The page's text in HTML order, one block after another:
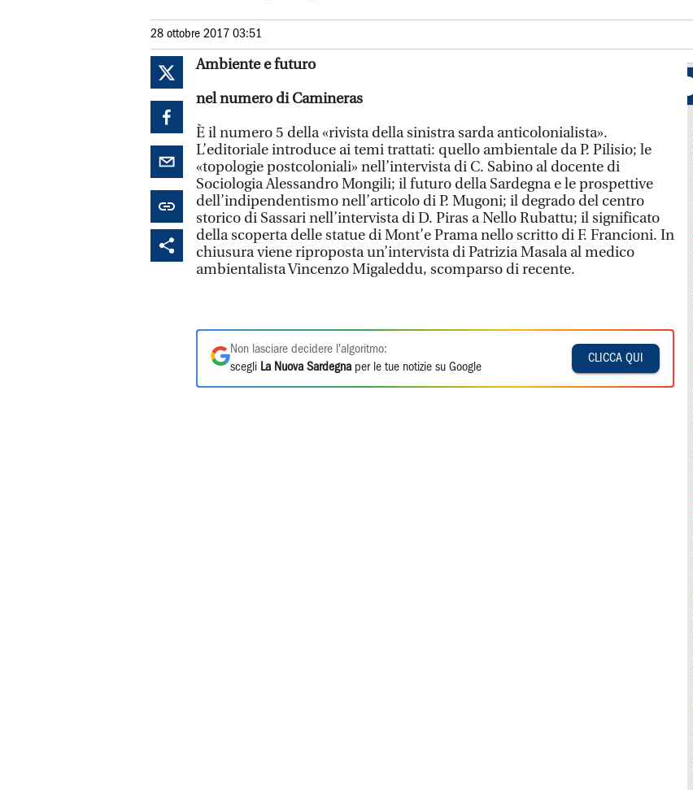
28 ottobre 2017 03:51
Ambiente e futuro
nel numero di Camineras
È il numero 5 della «rivista della sinistra sarda anticolonialista».
L’editoriale introduce ai temi trattati: quello ambientale da P. Pilisio; le
«topologie postcoloniali» nell’intervista di C. Sabino al docente di
Sociologia Alessandro Mongili; il futuro della Sardegna e le prospettive
dell’indipendentismo nell’articolo di P. Mugoni; il degrado del centro
storico di Sassari nell’intervista di D. Piras a Nello Rubattu; il significato
della scoperta delle statue di Mont’e Prama nello scritto di F. Francioni. In
chiusura viene riproposta un’intervista di Patrizia Masala al medico
ambientalista Vincenzo Migaleddu, scomparso di recente.
Non lasciare decidere l'algoritmo:
scegli La Nuova Sardegna per le tue notizie su Google
CLICCA QUI